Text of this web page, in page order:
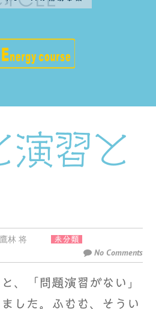
演習と
鷹林 将 未分類
No Comments
、「問題演習がない」
した。ふむむ、そうい